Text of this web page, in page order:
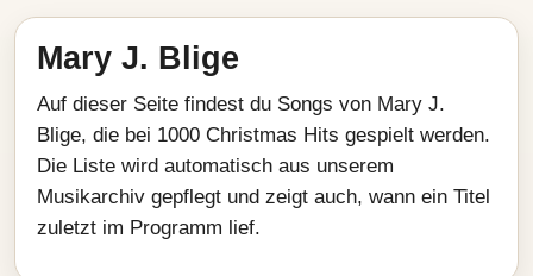
Mary J. Blige
Auf dieser Seite findest du Songs von Mary J.
Blige, die bei 1000 Christmas Hits gespielt werden.
Die Liste wird automatisch aus unserem
Musikarchiv gepflegt und zeigt auch, wann ein Titel
zuletzt im Programm lief.